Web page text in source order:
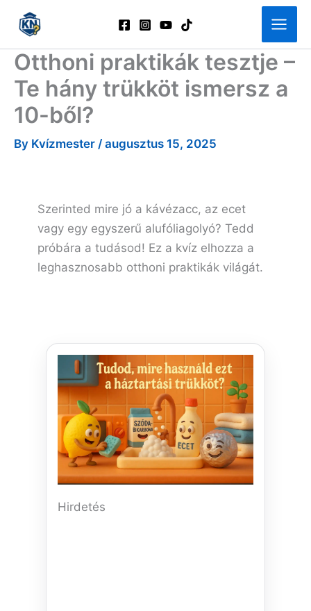
content
Otthoni praktikák tesztje –
Te hány trükköt ismersz a
10-ből?
By Kvízmester / augusztus 15, 2025
Szerinted mire jó a kávézacc, az ecet
vagy egy egyszerű alufóliagolyó? Tedd
próbára a tudásod! Ez a kvíz elhozza a
leghasznosabb otthoni praktikák világát.
Hirdetés